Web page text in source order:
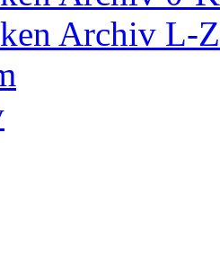
Archiv L-Z